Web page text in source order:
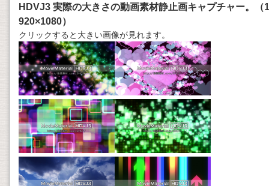
HDVJ3 実際の大きさの動画素材静止画キャプチャー。（1
920×1080）
クリックすると大きい画像が見れます。